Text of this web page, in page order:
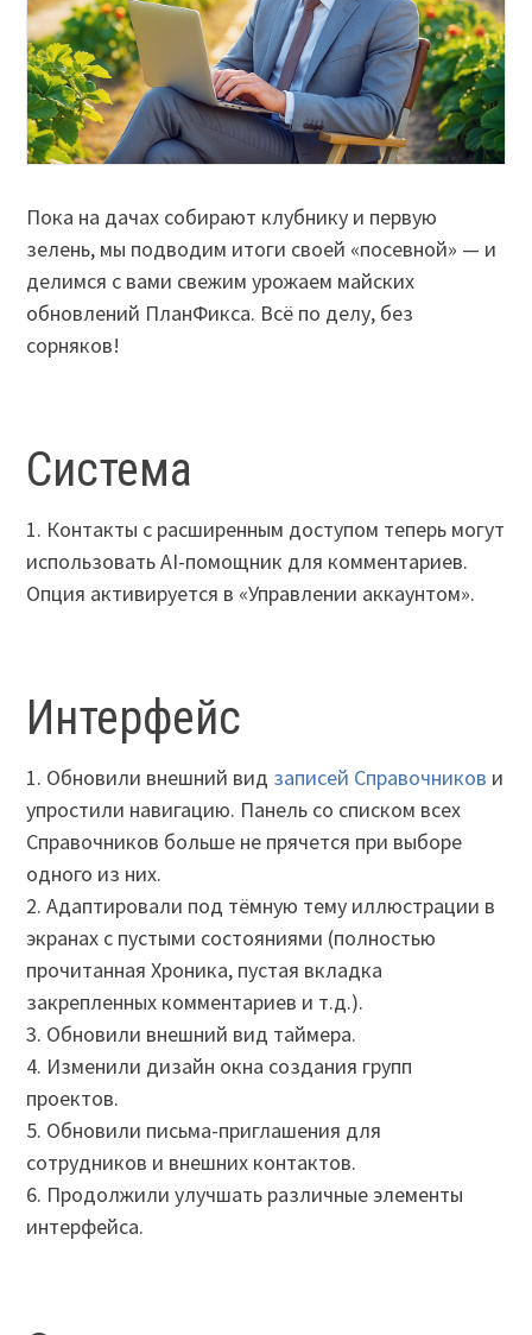
Пока на дачах собирают клубнику и первую
зелень, мы подводим итоги своей «посевной» — и
делимся с вами свежим урожаем майских
обновлений ПланФикса. Всё по делу, без
сорняков!
Система
1. Контакты с расширенным доступом теперь могут
использовать AI-помощник для комментариев.
Опция активируется в «Управлении аккаунтом».
Интерфейс
1. Обновили внешний вид записей Справочников и
упростили навигацию. Панель со списком всех
Справочников больше не прячется при выборе
одного из них.
2. Адаптировали под тёмную тему иллюстрации в
экранах с пустыми состояниями (полностью
прочитанная Хроника, пустая вкладка
закрепленных комментариев и т.д.).
3. Обновили внешний вид таймера.
4. Изменили дизайн окна создания групп
проектов.
5. Обновили письма-приглашения для
сотрудников и внешних контактов.
6. Продолжили улучшать различные элементы
интерфейса.